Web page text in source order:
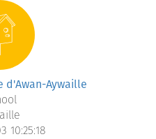
d'Awan-Aywaille
10:25:18